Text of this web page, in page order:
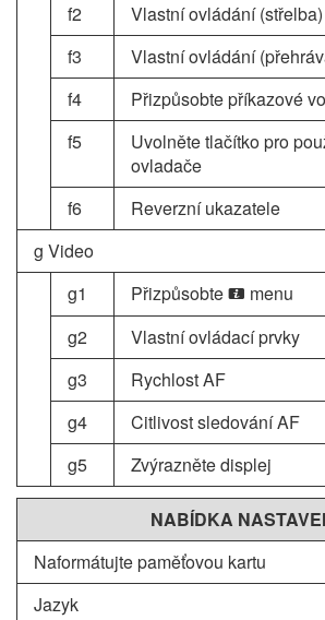
f2
Vlastní ovládání (střelba)
f3
Vlastní ovládání
f4
Přizpůsobte příkazové
f5
Uvolněte tlačítko pro
ovladače
f6
Reverzní ukazatele
g Video
g1
Přizpůsobte i menu
g2
Vlastní ovládací prvky
g3
Rychlost AF
g4
Citlivost sledování AF
g5
Zvýrazněte displej
NABÍDKA
Naformátujte paměťovou kartu
Jazyk